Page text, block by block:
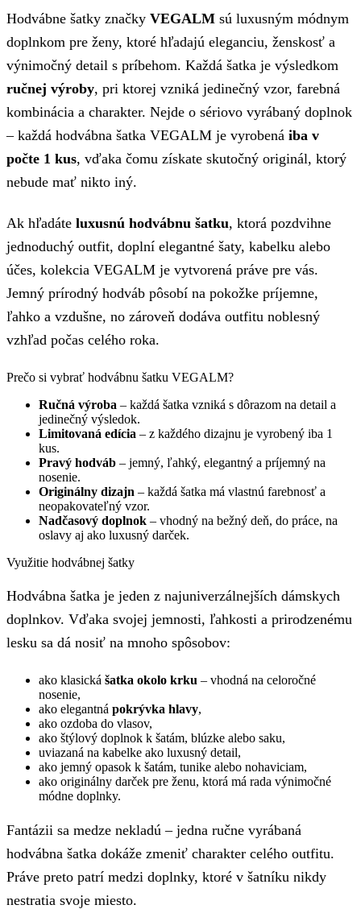
Hodvábne šatky značky VEGALM sú luxusným módnym
doplnkom pre ženy, ktoré hľadajú eleganciu, ženskosť a
výnimočný detail s príbehom. Každá šatka je výsledkom
ručnej výroby, pri ktorej vzniká jedinečný vzor, farebná
kombinácia a charakter. Nejde o sériovo vyrábaný doplnok
– každá hodvábna šatka VEGALM je vyrobená iba v
počte 1 kus, vďaka čomu získate skutočný originál, ktorý
nebude mať nikto iný.
Ak hľadáte luxusnú hodvábnu šatku, ktorá pozdvihne
jednoduchý outfit, doplní elegantné šaty, kabelku alebo
účes, kolekcia VEGALM je vytvorená práve pre vás.
Jemný prírodný hodváb pôsobí na pokožke príjemne,
ľahko a vzdušne, no zároveň dodáva outfitu noblesný
vzhľad počas celého roka.
Prečo si vybrať hodvábnu šatku VEGALM?
Ručná výroba – každá šatka vzniká s dôrazom na detail a
jedinečný výsledok.
Limitovaná edícia – z každého dizajnu je vyrobený iba 1
kus.
Pravý hodváb – jemný, ľahký, elegantný a príjemný na
nosenie.
Originálny dizajn – každá šatka má vlastnú farebnosť a
neopakovateľný vzor.
Nadčasový doplnok – vhodný na bežný deň, do práce, na
oslavy aj ako luxusný darček.
Využitie hodvábnej šatky
Hodvábna šatka je jeden z najuniverzálnejších dámskych
doplnkov. Vďaka svojej jemnosti, ľahkosti a prirodzenému
lesku sa dá nosiť na mnoho spôsobov:
ako klasická šatka okolo krku – vhodná na celoročné
nosenie,
ako elegantná pokrývka hlavy,
ako ozdoba do vlasov,
ako štýlový doplnok k šatám, blúzke alebo saku,
uviazaná na kabelke ako luxusný detail,
ako jemný opasok k šatám, tunike alebo nohaviciam,
ako originálny darček pre ženu, ktorá má rada výnimočné
módne doplnky.
Fantázii sa medze nekladú – jedna ručne vyrábaná
hodvábna šatka dokáže zmeniť charakter celého outfitu.
Práve preto patrí medzi doplnky, ktoré v šatníku nikdy
nestratia svoje miesto.